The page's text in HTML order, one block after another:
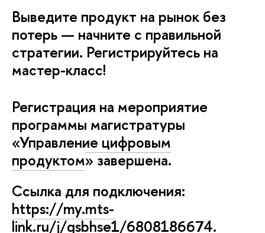
ыведите продукт на рынок без
потерь — начните с правильной
стратегии. Регистрируйтесь на
мастер-класс!
Регистрация на мероприятие
программы магистратуры
«Управление цифровым
продуктом»завершена.
Ссылка для подключения:
https://my.mts-
link.ru/j/gsbhse1/6808186674.